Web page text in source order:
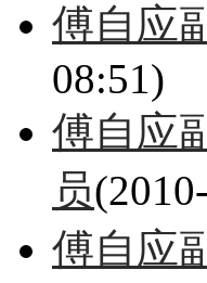
傅自应
08:51)
傅自应
员
傅自应